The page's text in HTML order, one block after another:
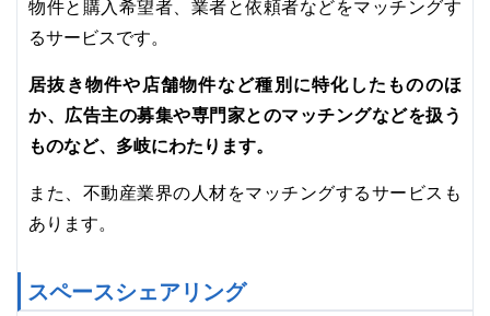
物件と購入希望者、業者と依頼者などをマッチングす
るサービスです。
居抜き物件や店舗物件など種別に特化したもののほ
か、広告主の募集や専門家とのマッチングなどを扱う
ものなど、多岐にわたります。
また、不動産業界の人材をマッチングするサービスも
あります。
スペースシェアリング